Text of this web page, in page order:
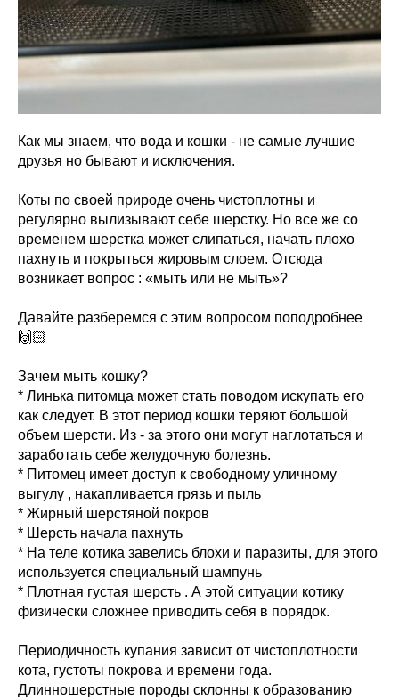
Как мы знаем, что вода и кошки - не самые лучшие
друзья но бывают и исключения.
Коты по своей природе очень чистоплотны и
регулярно вылизывают себе шерстку. Но все же со
временем шерстка может слипаться, начать плохо
пахнуть и покрыться жировым слоем. Отсюда
возникает вопрос : «мыть или не мыть»?
Давайте разберемся с этим вопросом поподробнее
🙌🏻
Зачем мыть кошку?
* Линька питомца может стать поводом искупать его
как следует. В этот период кошки теряют большой
объем шерсти. Из - за этого они могут наглотаться и
заработать себе желудочную болезнь.
* Питомец имеет доступ к свободному уличному
выгулу , накапливается грязь и пыль
* Жирный шерстяной покров
* Шерсть начала пахнуть
* На теле котика завелись блохи и паразиты, для этого
используется специальный шампунь
* Плотная густая шерсть . А этой ситуации котику
физически сложнее приводить себя в порядок.
Периодичность купания зависит от чистоплотности
кота, густоты покрова и времени года.
Длинношерстные породы склонны к образованию